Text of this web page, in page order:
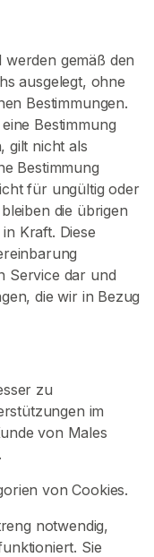
werden gemäß den
ausgelegt, ohne
Bestimmungen.
Bestimmung
gilt nicht als
Bestimmung
für ungültig oder
die übrigen
Kraft. Diese
Service dar und
die wir in Bezug
zu
im
von Males
von Cookies.
notwendig,
Sie